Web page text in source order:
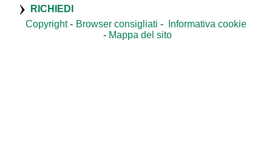
RICHIEDI
Copyright
Browser consigliati
Informativa cookie
Mappa del sito